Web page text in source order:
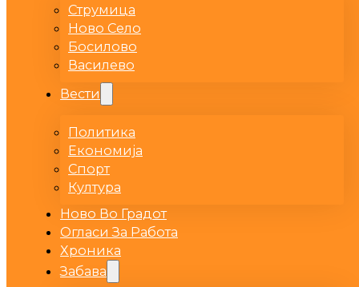
Струмица
Ново Село
Босилово
Василево
Вести
Политика
Економија
Спорт
Култура
Ново Во Градот
Огласи За Работа
Хроника
Забава